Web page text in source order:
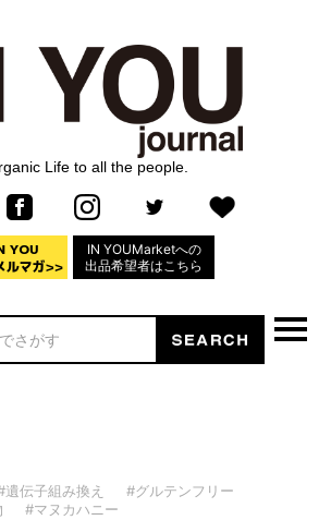
Life to all the people.
IN YOUMarketへの
出品希望者はこちら
遺伝子組み換え
#グルテンフリー
#マヌカハニー